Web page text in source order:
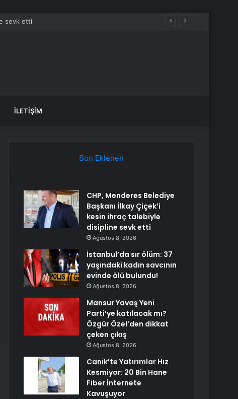
İLETIŞIM
Son Eklenen
CHP, Menderes Belediye
Başkanı İlkay Çiçek’i
kesin ihraç talebiyle
disipline sevk etti
Ağustos 8, 2026
İstanbul’da sır ölüm: 37
yaşındaki kadın savcının
evinde ölü bulundu!
Ağustos 8, 2026
Mansur Yavaş Yeni
Parti’ye katılacak mı?
Özgür Özel’den dikkat
çeken çıkış
Ağustos 8, 2026
Canik’te Yatırımlar Hız
Kesmiyor: 20 Bin Hane
Fiber İnternete
Kavuşuyor